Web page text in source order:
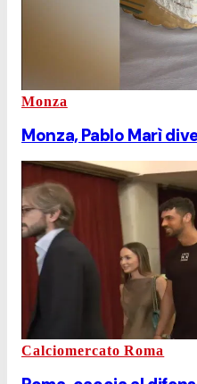
Monza
Monza, Pablo Marì
Calciomercato Roma